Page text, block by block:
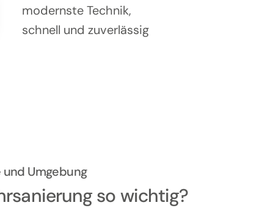
modernste Technik,
schnell und zuverlässig
und Umgebung
so wichtig?